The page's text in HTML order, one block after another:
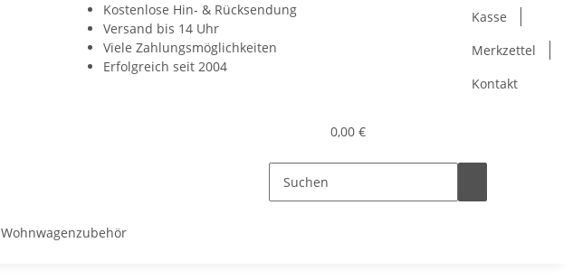
Kostenlose Hin- & Rücksendung
Versand bis 14 Uhr
Viele Zahlungsmöglichkeiten
Erfolgreich seit 2004
Kasse
Merkzettel
Kontakt
0,00 €
Wohnwagenzubehör